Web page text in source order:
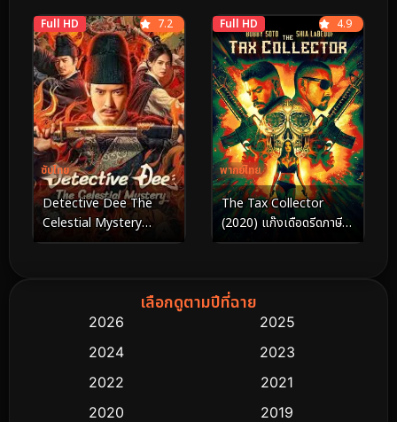
Full HD
ซับไทย
7.2
Detective Dee The
Celestial Mystery
(2025) ตี๋เหรินเจี๋ย คดีลับ
Full HD
พากย์ไทย
4.9
The Tax Collector
(2020) แก๊งเดือดรีดภาษี
เลือด
เลือกดูตามปีที่ฉาย
2026
2025
2024
2023
2022
2021
2020
2019